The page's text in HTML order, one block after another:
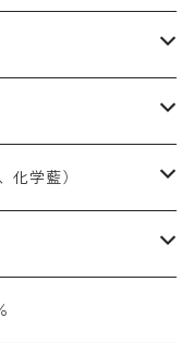
ァストブロンGR
化学藍）
糸｜タグなし